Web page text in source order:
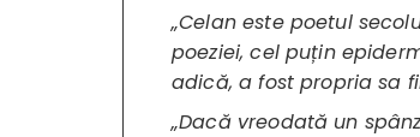
„Celan este poetul
poeziei, cel puțin
adică, a fost propria sa
„Dacă vreodată un